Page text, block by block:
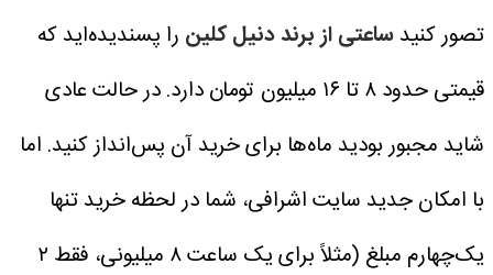
تصور کنیدساعتی از برند دنیل کلین را پسندیده‌اید که
قیمتی حدود ۸ تا ۱۶ میلیون تومان دارد. در حالت عادی
شاید مجبور بودید ماه‌ها برای خرید آن پس‌انداز کنید. اما
با امکان جدید سایت اشرافی، شما در لحظه خرید تنها
یک‌چهارم مبلغ (مثلاً برای یک ساعت ۸ میلیونی، فقط ۲